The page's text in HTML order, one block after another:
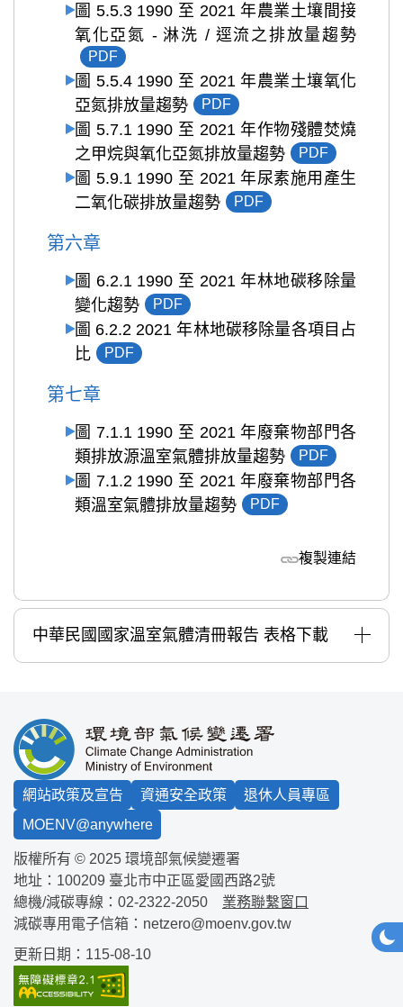
圖 5.5.3 1990 至 2021 年農業土壤間接
氧化亞氮 - 淋洗 / 逕流之排放量趨勢
PDF
圖 5.5.4 1990 至 2021 年農業土壤氧化
亞氮排放量趨勢
PDF
圖 5.7.1 1990 至 2021 年作物殘體焚燒
之甲烷與氧化亞氮排放量趨勢
PDF
圖 5.9.1 1990 至 2021 年尿素施用產生
二氧化碳排放量趨勢
PDF
第六章
圖 6.2.1 1990 至 2021 年林地碳移除量
變化趨勢
PDF
圖 6.2.2 2021 年林地碳移除量各項目占
比
PDF
第七章
圖 7.1.1 1990 至 2021 年廢棄物部門各
類排放源溫室氣體排放量趨勢
PDF
圖 7.1.2 1990 至 2021 年廢棄物部門各
類溫室氣體排放量趨勢
PDF
複製連結
中華民國國家溫室氣體清冊報告 表格下載
網站政策及宣告 資通安全政策
退休人員專區
MOENV@anywhere
版權所有 © 2025 環境部氣候變遷署
地址：100209 臺北市中正區愛國西路2號
總機/減碳專線： 02-2322-2050
業務聯繫窗口
減碳專用電子信箱： netzero@moenv.gov.tw
更新日期：115-08-10
網站
深